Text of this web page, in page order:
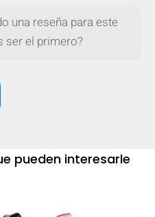
una reseña para este
ser el primero?
pueden interesarle